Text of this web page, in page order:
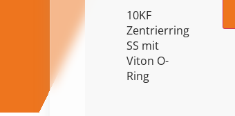
10KF
Zentrierring
SS mit
Viton O-
Ring